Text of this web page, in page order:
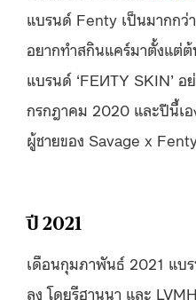
แบรนด์ Fenty เป็นมากกว่
อยากทำสกินแคร์มาตั้งแต่
แบรนด์ ‘FEИTY SKIN’ อ
กรกฎาคม 2020 และปีนี้เอ
ผู้ชายของ Savage x
ปี 2021
เดือนกุมภาพันธ์ 2021 แบ
ลง โดยรีฮานนา และ